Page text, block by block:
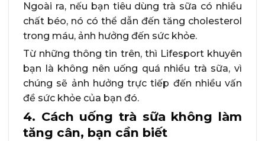
Ngoài ra, nếu bạn tiêu dùng trà sữa có nhiều
chất béo, nó có thể dẫn đến tăng cholesterol
trong máu, ảnh hưởng đến sức khỏe.
Từ những thông tin trên, thì Lifesport khuyên
bạn là không nên uống quá nhiều trà sữa, vì
chúng sẽ ảnh hưởng trực tiếp đến nhiều vấn
đề sức khỏe của bạn đó.
4. Cách uống trà sữa không làm
tăng cân, bạn cần biết